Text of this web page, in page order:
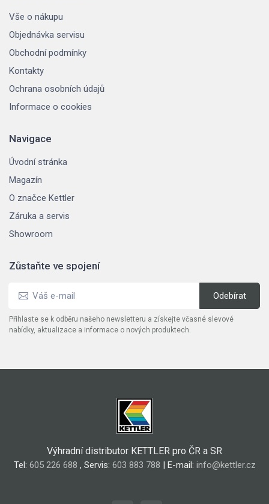
Vše o nákupu
Objednávka servisu
Obchodní podmínky
Kontakty
Ochrana osobních údajů
Informace o cookies
Navigace
Úvodní stránka
Magazín
O značce Kettler
Záruka a servis
Showroom
Zůstaňte ve spojení
Přihlaste se k odběru našeho newsletteru a získejte včasné slevové
nabídky, aktualizace a informace o nových produktech.
Výhradní distributor KETTLER pro ČR a SR
Tel: 605 226 688 , Servis: 603 883 788 | E-mail: info@kettler.cz